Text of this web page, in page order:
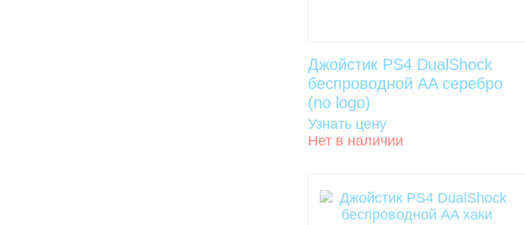
Джойстик PS4 DualShock
беспроводной AA серебро
(no logo)
Узнать цену
Нет в наличии